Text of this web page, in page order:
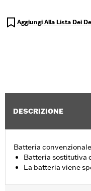
Aggiungi Alla Lista Dei
DESCRIZIONE
Batteria
Batteria sostitutiva
La batteria viene